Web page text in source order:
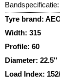
Bandspecificatie:
Tyre brand:
Width: 315
Profile: 60
Diameter: 22.5''
Load Index: